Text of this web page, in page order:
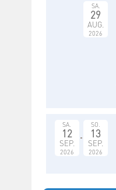
SA.
29
AUG.
2026
SA.
12
SEP.
2026
SO.
13
SEP.
2026